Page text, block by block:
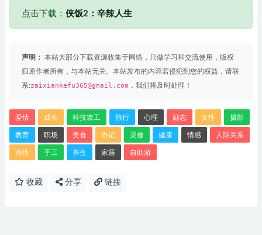
点击下载： 侠饭2：辛辣人生
声明： 本站大部分下载资源收集于网络，只做学习和交流使用，版权
归原作者所有，与本站无关。本站发布的内容若侵犯到您的权益，请联
系:zaixiankefu365@gmail.com ，我们将及时处理！
爱情 成长 科技农工 旅行 心理 励志 女性 摄影
教育 职场 美食 游记 灵修 健康 情感 人际关系
两性 手工 养生 家居 自助游
收藏 分享 链接